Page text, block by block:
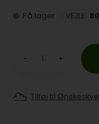
På lager
VEJLE: 80
- +
Tilføj til